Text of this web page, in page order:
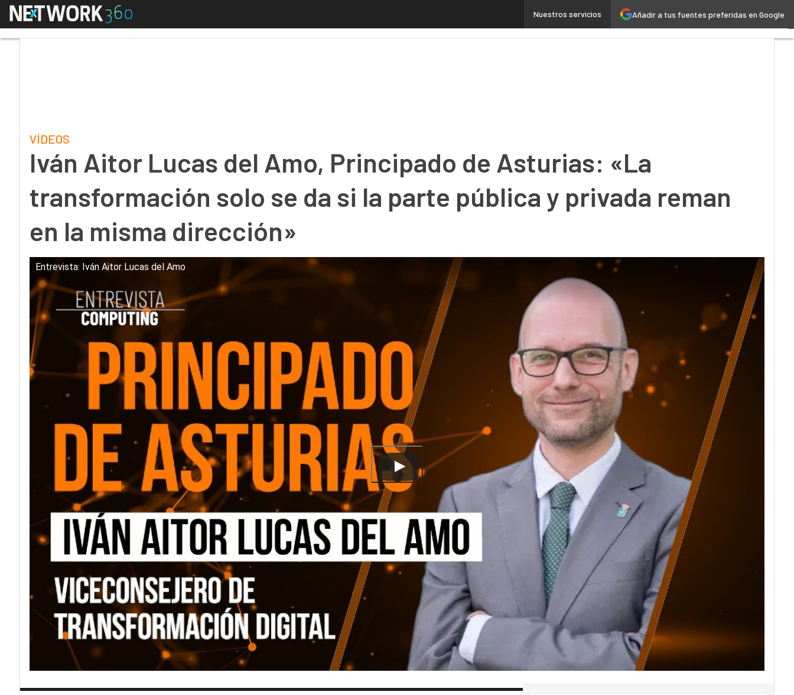
Añadir a tus fuentes preferidas en Google
Nuestros servicios
Menú Iván Aitor Lucas del Amo, Principado de Asturias: «La transformación solo se da si la parte pública y privada reman en la misma dirección»
VÍDEOS
Iván Aitor Lucas del Amo, Principado de Asturias: «La
transformación solo se da si la parte pública y privada reman
en la misma dirección»
Entrevista: Iván Aitor Lucas del Amo